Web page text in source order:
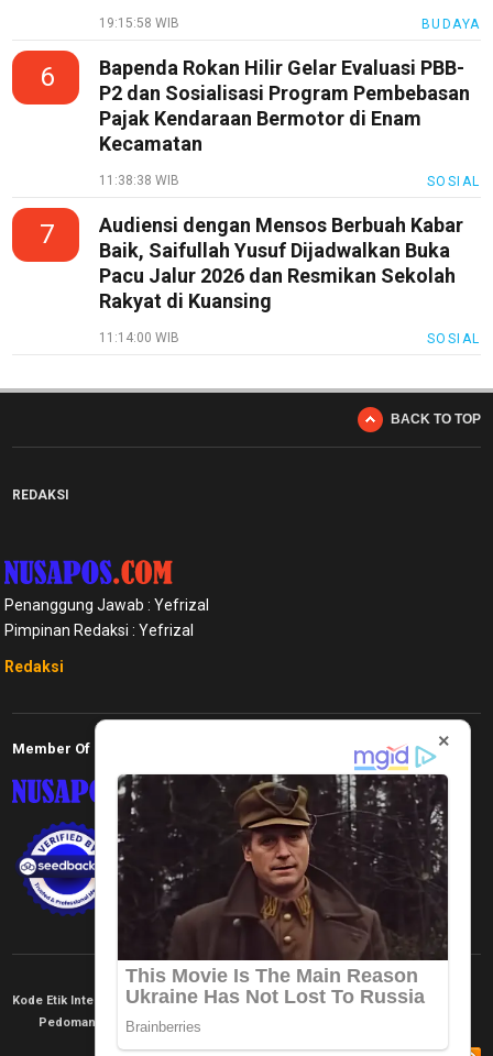
19:15:58 WIB BUDAYA
6
Bapenda Rokan Hilir Gelar Evaluasi PBB-
P2 dan Sosialisasi Program Pembebasan
Pajak Kendaraan Bermotor di Enam
Kecamatan
11:38:38 WIB SOSIAL
7
Audiensi dengan Mensos Berbuah Kabar
Baik, Saifullah Yusuf Dijadwalkan Buka
Pacu Jalur 2026 dan Resmikan Sekolah
Rakyat di Kuansing
11:14:00 WIB SOSIAL
BACK TO TOP
REDAKSI
Penanggung Jawab : Yefrizal
Pimpinan Redaksi : Yefrizal
Redaksi
Member Of
Kode Etik Internal KEJ Disclaimer
Tentang Kami
Pedoman Media Siber
Redaksi
×